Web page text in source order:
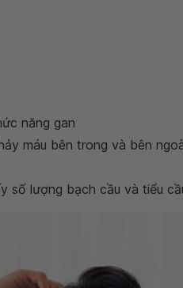
năng gan
máu bên trong và bên
số lượng bạch cầu và tiểu